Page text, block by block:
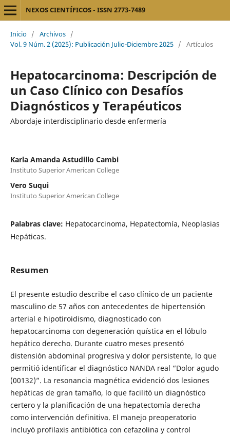
NEXOS CIENTÍFICOS - ISSN 2773-7489
Inicio / Archivos /
Vol. 9 Núm. 2 (2025): Publicación Julio-Diciembre 2025 / Artículos
Hepatocarcinoma: Descripción de
un Caso Clínico con Desafíos
Diagnósticos y Terapéuticos
Abordaje interdisciplinario desde enfermería
Karla Amanda Astudillo Cambi
Instituto Superior American College
Vero Suqui
Instituto Superior American College
Palabras clave: Hepatocarcinoma, Hepatectomía, Neoplasias
Hepáticas.
Resumen
El presente estudio describe el caso clínico de un paciente
masculino de 57 años con antecedentes de hipertensión
arterial e hipotiroidismo, diagnosticado con
hepatocarcinoma con degeneración quística en el lóbulo
hepático derecho. Durante cuatro meses presentó
distensión abdominal progresiva y dolor persistente, lo que
permitió identificar el diagnóstico NANDA real “Dolor agudo
(00132)”. La resonancia magnética evidenció dos lesiones
hepáticas de gran tamaño, lo que facilitó un diagnóstico
certero y la planificación de una hepatectomía derecha
como intervención definitiva. El manejo preoperatorio
incluyó profilaxis antibiótica con cefazolina y control